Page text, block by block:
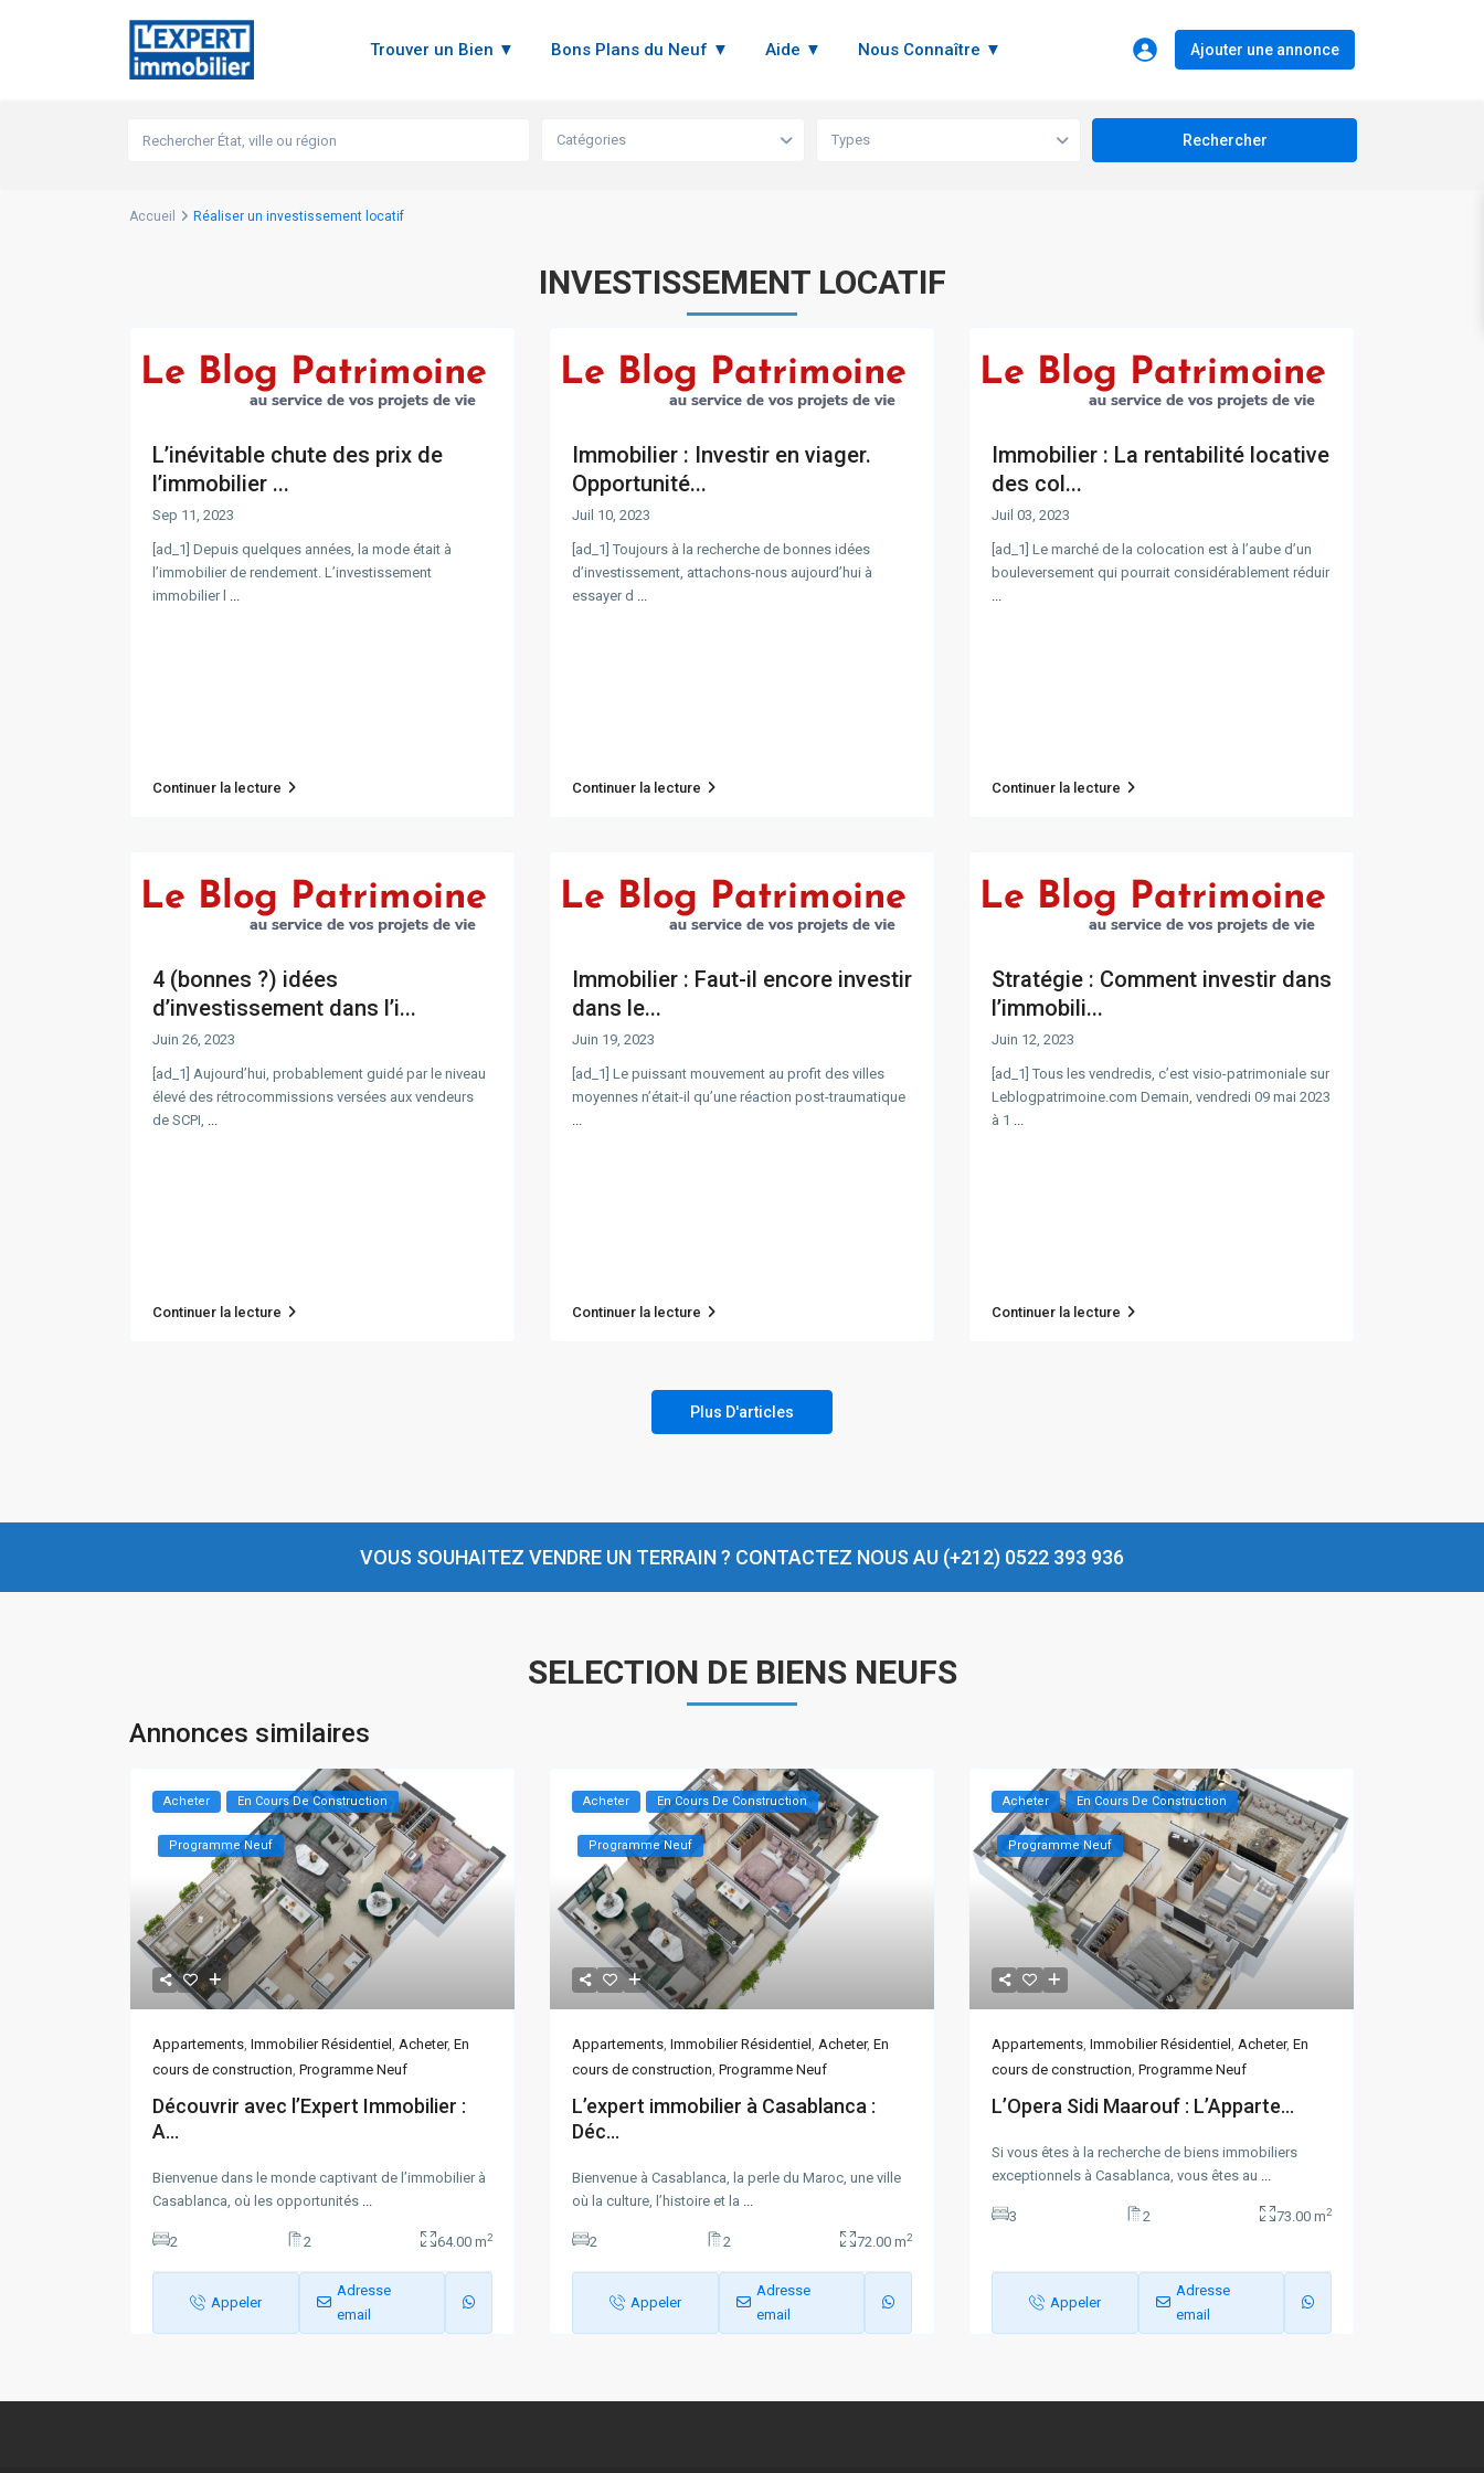
Trouver un Bien ▼ Bons Plans du Neuf ▼ Aide ▼ Nous Connaître ▼ Ajouter une annonce
Catégories Types
Accueil Réaliser un investissement locatif
INVESTISSEMENT LOCATIF
L’inévitable chute des prix de
l’immobilier ...
Sep 11, 2023
[ad_1] Depuis quelques années, la mode était à
l’immobilier de rendement. L’investissement
immobilier l ...
Continuer la lecture
Immobilier : Investir en viager.
Opportunité...
Juil 10, 2023
[ad_1] Toujours à la recherche de bonnes idées
d’investissement, attachons-nous aujourd’hui à
essayer d ...
Continuer la lecture
Immobilier : La rentabilité locative
des col...
Juil 03, 2023
[ad_1] Le marché de la colocation est à l’aube d’un
bouleversement qui pourrait considérablement réduir
...
Continuer la lecture
4 (bonnes ?) idées
d’investissement dans l’i...
Juin 26, 2023
[ad_1] Aujourd’hui, probablement guidé par le niveau
élevé des rétrocommissions versées aux vendeurs
de SCPI, ...
Continuer la lecture
Immobilier : Faut-il encore investir
dans le...
Juin 19, 2023
[ad_1] Le puissant mouvement au profit des villes
moyennes n’était-il qu’une réaction post-traumatique
...
Continuer la lecture
Stratégie : Comment investir dans
l’immobili...
Juin 12, 2023
[ad_1] Tous les vendredis, c’est visio-patrimoniale sur
Leblogpatrimoine.com Demain, vendredi 09 mai 2023
à 1 ...
Continuer la lecture
Plus D'articles
VOUS SOUHAITEZ VENDRE UN TERRAIN ? CONTACTEZ NOUS AU (+212) 0522 393 936
SELECTION DE BIENS NEUFS
Annonces similaires
Acheter En Cours De Construction
Programme Neuf
Appartements Immobilier Résidentiel Acheter, En
cours de construction Programme Neuf
Découvrir avec l’Expert Immobilier :
A...
Bienvenue dans le monde captivant de l’immobilier à
Casablanca, où les opportunités
2 2 64.00 m2
Appeler
Adresse
email
Acheter En Cours De Construction
Programme Neuf
Appartements Immobilier Résidentiel Acheter, En
cours de construction Programme Neuf
L’expert immobilier à Casablanca :
Déc...
Bienvenue à Casablanca, la perle du Maroc, une ville
où la culture, l’histoire et la
2 2 72.00 m2
Appeler
Adresse
email
Acheter En Cours De Construction
Programme Neuf
Appartements Immobilier Résidentiel Acheter, En
cours de construction Programme Neuf
L’Opera Sidi Maarouf : L’Apparte...
Si vous êtes à la recherche de biens immobiliers
exceptionnels à Casablanca, vous êtes au
3 2 73.00 m2
Appeler
Adresse
email